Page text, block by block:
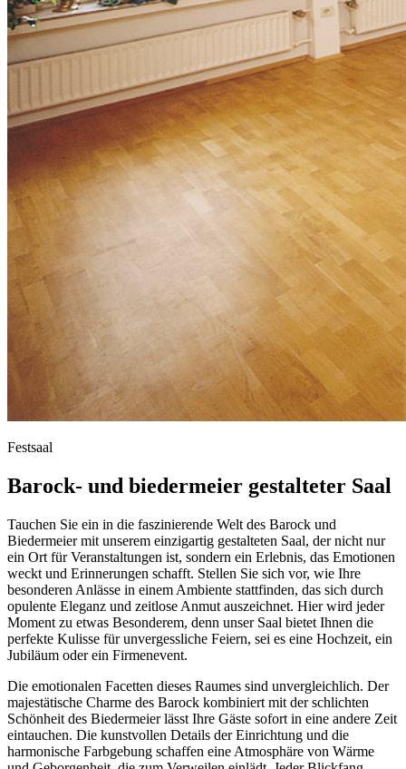
Festsaal
Barock- und biedermeier gestalteter Saal
Tauchen Sie ein in die faszinierende Welt des Barock und
Biedermeier mit unserem einzigartig gestalteten Saal, der nicht nur
ein Ort für Veranstaltungen ist, sondern ein Erlebnis, das Emotionen
weckt und Erinnerungen schafft. Stellen Sie sich vor, wie Ihre
besonderen Anlässe in einem Ambiente stattfinden, das sich durch
opulente Eleganz und zeitlose Anmut auszeichnet. Hier wird jeder
Moment zu etwas Besonderem, denn unser Saal bietet Ihnen die
perfekte Kulisse für unvergessliche Feiern, sei es eine Hochzeit, ein
Jubiläum oder ein Firmenevent.
Die emotionalen Facetten dieses Raumes sind unvergleichlich. Der
majestätische Charme des Barock kombiniert mit der schlichten
Schönheit des Biedermeier lässt Ihre Gäste sofort in eine andere Zeit
eintauchen. Die kunstvollen Details der Einrichtung und die
harmonische Farbgebung schaffen eine Atmosphäre von Wärme